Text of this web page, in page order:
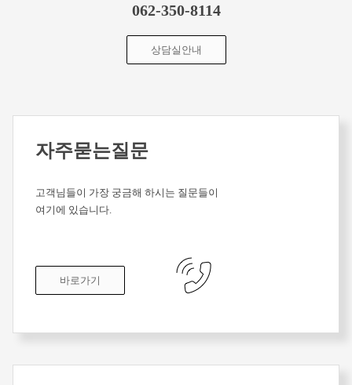
062-350-8114
상담실안내
자주묻는질문
고객님들이 가장 궁금해 하시는 질문들이
여기에 있습니다.
바로가기